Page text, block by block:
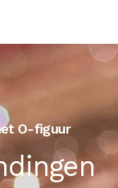
O-figuur